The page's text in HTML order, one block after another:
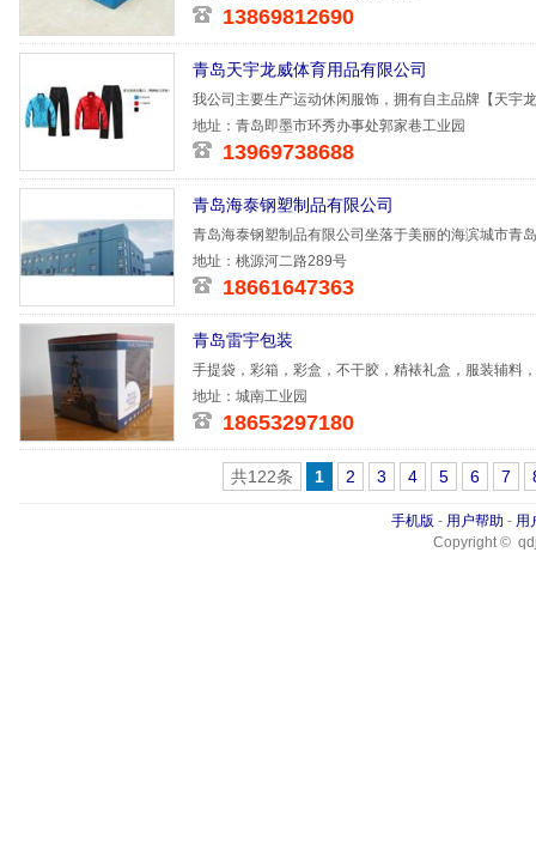
13869812690
青岛天宇龙威体育用品有限公司
我公司主要生产运动休闲服饰，拥有自主品牌【天宇
计风格，
地址：青岛即墨市环秀办事处郭家巷工业园
13969738688
青岛海泰钢塑制品有限公司
青岛海泰钢塑制品有限公司坐落于美丽的海滨城市青
出、吸塑
地址：桃源河二路289号
18661647363
青岛雷宇包装
手提袋，彩箱，彩盒，不干胶，精裱礼盒，服装辅料
地址：城南工业园
18653297180
共122条 1 2 3 4 5 6 7
手机版 - 用户帮助 - 用
Copyright ©